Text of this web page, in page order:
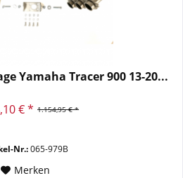
Yamaha Tracer 900 13-20...
1.154,95 € *
€ *
Nr.:065-979B
Merken